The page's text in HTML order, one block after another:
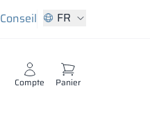
Conseil FR
Compte Panier